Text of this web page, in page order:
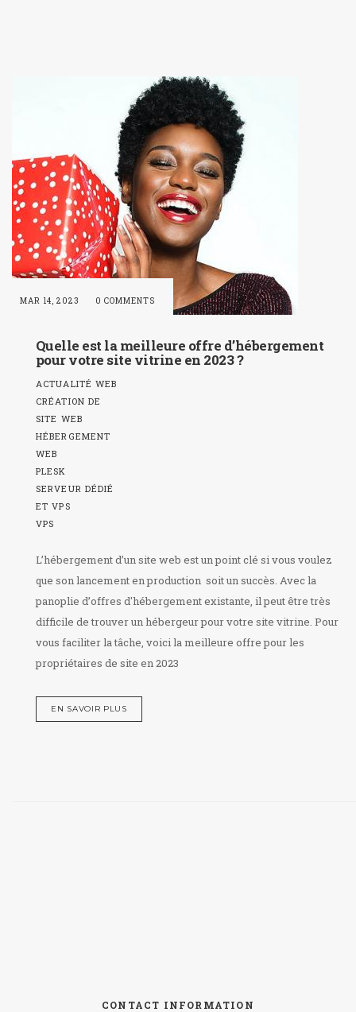
MAR 14, 2023 0 COMMENTS
Quelle est la meilleure offre d’hébergement
pour votre site vitrine en 2023 ?
ACTUALITÉ WEB
CRÉATION DE
SITE WEB
HÉBERGEMENT
WEB
PLESK
SERVEUR DÉDIÉ
ET VPS
VPS
L’hébergement d’un site web est un point clé si vous voulez
que son lancement en production soit un succès. Avec la
panoplie d’offres d'hébergement existante, il peut être très
difficile de trouver un hébergeur pour votre site vitrine. Pour
vous faciliter la tâche, voici la meilleure offre pour les
propriétaires de site en 2023
EN SAVOIR PLUS
CONTACT INFORMATION